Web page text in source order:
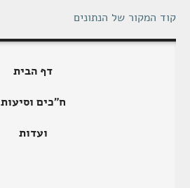
קוד המקור של הנתונים
דף הבית
ח"כים וסיעות
ועדות